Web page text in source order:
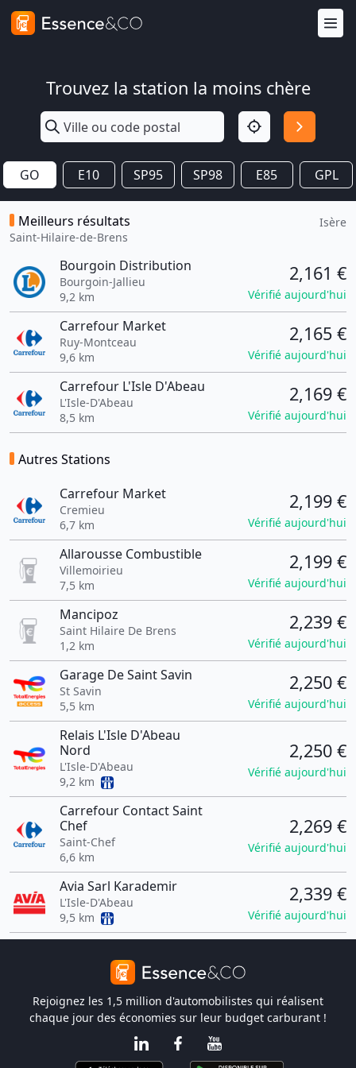
Trouvez la station la moins chère
GO E10 SP95 SP98 E85 GPL
Meilleurs résultats
Saint-Hilaire-de-Brens
Isère
Bourgoin Distribution
Bourgoin-Jallieu
9,2 km
2,161 €
Vérifié aujourd'hui
Carrefour Market
Ruy-Montceau
9,6 km
2,165 €
Vérifié aujourd'hui
Carrefour L'Isle D'Abeau
L'Isle-D'Abeau
8,5 km
2,169 €
Vérifié aujourd'hui
Autres Stations
Carrefour Market
Cremieu
6,7 km
2,199 €
Vérifié aujourd'hui
Allarousse Combustible
Villemoirieu
7,5 km
2,199 €
Vérifié aujourd'hui
Mancipoz
Saint Hilaire De Brens
1,2 km
2,239 €
Vérifié aujourd'hui
Garage De Saint Savin
St Savin
5,5 km
2,250 €
Vérifié aujourd'hui
Relais L'Isle D'Abeau
Nord
L'Isle-D'Abeau
9,2 km
2,250 €
Vérifié aujourd'hui
Carrefour Contact Saint
Chef
Saint-Chef
6,6 km
2,269 €
Vérifié aujourd'hui
Avia Sarl Karademir
L'Isle-D'Abeau
9,5 km
2,339 €
Vérifié aujourd'hui
Rejoignez les 1,5 million d'automobilistes qui réalisent
chaque jour des économies sur leur budget carburant !